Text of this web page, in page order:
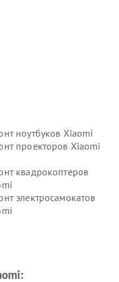
ноутбуков Xiaomi
проекторов Xiaomi
квадрокоптеров
электросамокатов
смарт-часов Xiaomi